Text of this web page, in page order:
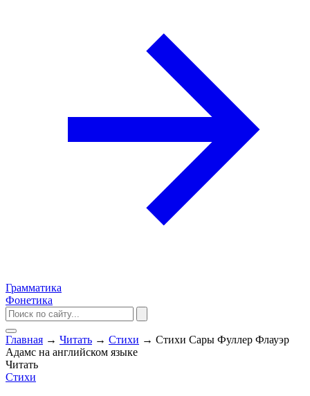
Грамматика
Фонетика
Главная → Читать → Стихи → Стихи Сары Фуллер Флауэр
Адамс на английском языке
Читать
Стихи